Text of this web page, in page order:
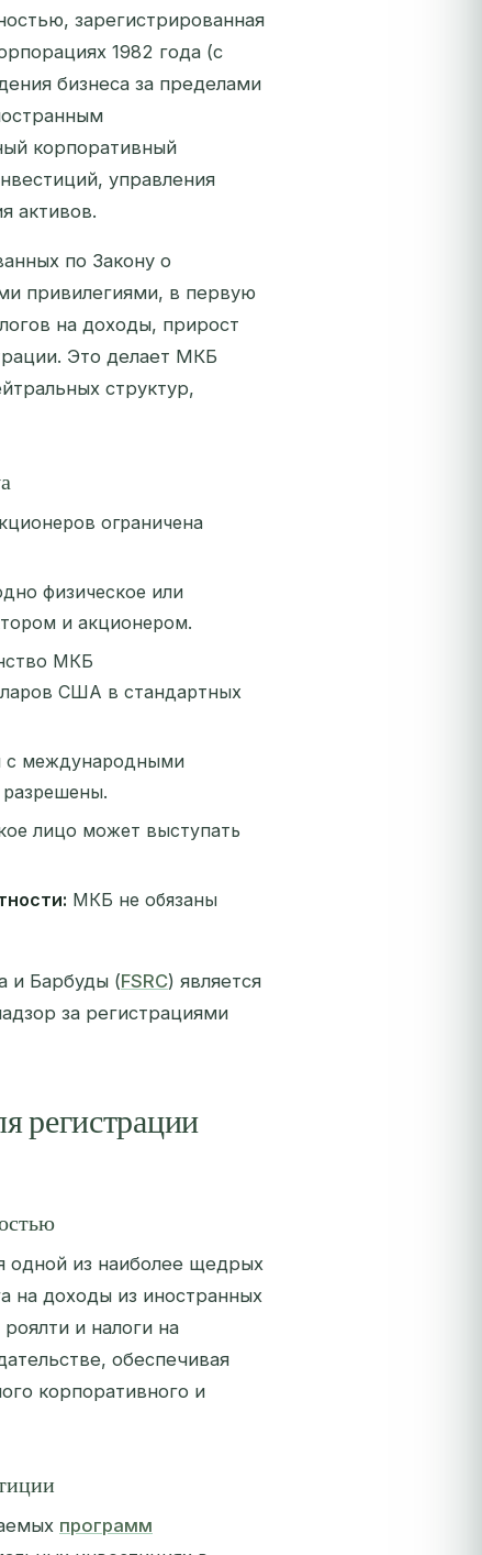
зарегистрированная
1982 года (с
бизнеса за пределами
корпоративный
управления
активов.
по Закону о
привилегиями, в первую
на доходы, прирост
Это делает МКБ
структур,
ограничена
физическое или
и акционером.
МКБ
США в стандартных
с международными
лицо может выступать
МКБ не обязаны
и Барбуды (FSRC) является
за регистрациями
регистрации
одной из наиболее щедрых
на доходы из иностранных
и налоги на
обеспечивая
корпоративного и
программ